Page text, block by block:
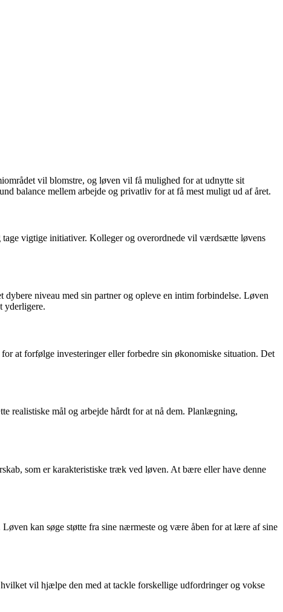
vil blomstre, og løven vil få mulighed for at udnytte sit
balance mellem arbejde og privatliv for at få mest muligt ud af året.
vigtige initiativer. Kolleger og overordnede vil værdsætte løvens
niveau med sin partner og opleve en intim forbindelse. Løven
yderligere.
at forfølge investeringer eller forbedre sin økonomiske situation. Det
realistiske mål og arbejde hårdt for at nå dem. Planlægning,
som er karakteristiske træk ved løven. At bære eller have denne
kan søge støtte fra sine nærmeste og være åben for at lære af sine
vil hjælpe den med at tackle forskellige udfordringer og vokse